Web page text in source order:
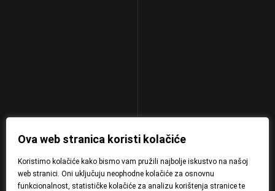
Ova web stranica koristi kolačiće
Koristimo kolačiće kako bismo vam pružili najbolje iskustvo na našoj
web stranici. Oni uključuju neophodne kolačiće za osnovnu
funkcionalnost, statističke kolačiće za analizu korištenja stranice te